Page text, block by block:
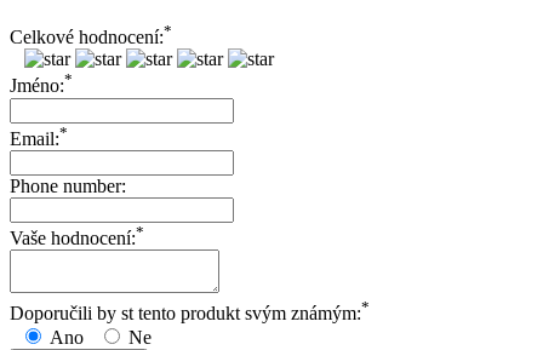
Celkové hodnocení:*
Jméno:*
Email:*
Phone number:
Vaše hodnocení:*
Doporučili by st tento produkt svým známým:*
Ano Ne